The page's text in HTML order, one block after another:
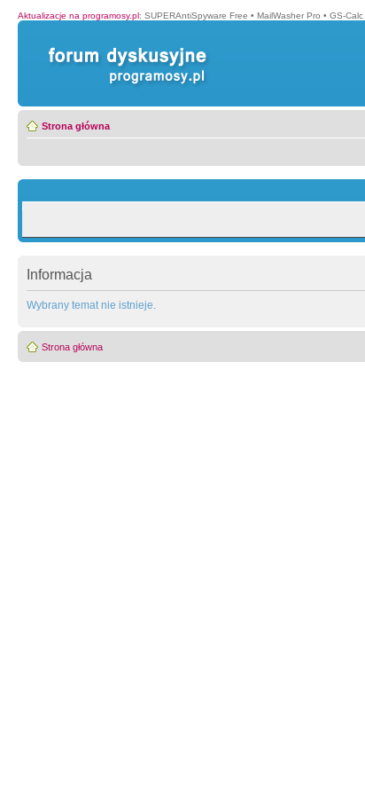
Aktualizacje na programosy.pl: SUPERAntiSpyware Free • MailWasher Pro • GS-Calc
Strona główna
Informacja
Wybrany temat nie istnieje.
Strona główna